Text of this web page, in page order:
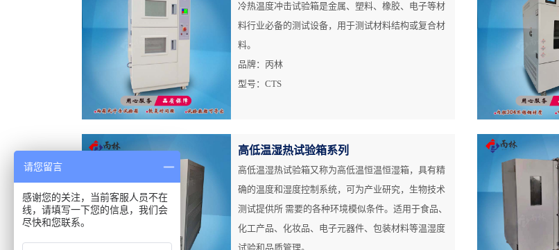
冷热温度冲击试验箱是金属、塑料、橡胶、电子等材
料行业必备的测试设备，用于测试材料结构或复合材
料。
品牌：丙林
型号：CTS
高低温湿热试验箱系列
高低温湿热试验箱又称为高低温恒温恒湿箱，具有精
确的温度和湿度控制系统，可为产业研究，生物技术
测试提供所 需要的各种环境模似条件。适用于食品、
化工产品、化妆品、电子元器件、包装材料等温湿度
试验和品质管理。
请您留言
感谢您的关注，当前客服人员不在
线，请填写一下您的信息，我们会
尽快和您联系。